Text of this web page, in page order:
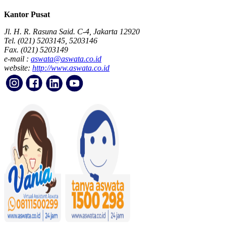
Kantor Pusat
Jl. H. R. Rasuna Said. C-4, Jakarta 12920
Tel. (021) 5203145, 5203146
Fax. (021) 5203149
e-mail : aswata@aswata.co.id
website: http://www.aswata.co.id